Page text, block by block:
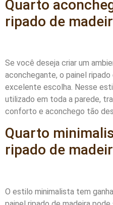
Quarto
ripado de
Se você deseja criar um
aconchegante, o painel
excelente escolha. Nesse
utilizado em toda a parede,
conforto e aconchego tão
Quarto
ripado de
O estilo minimalista tem